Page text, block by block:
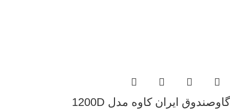
گاوصندوق ایران کاوه مدل 1200D